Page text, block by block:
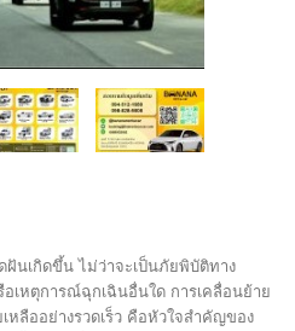
กิดขึ้น ไม่ว่าจะเป็นภัยพิบัติทาง
เหตุการณ์ฉุกเฉินอื่นใด การเคลื่อนย้าย
หลืออย่างรวดเร็ว คือหัวใจสำคัญของ